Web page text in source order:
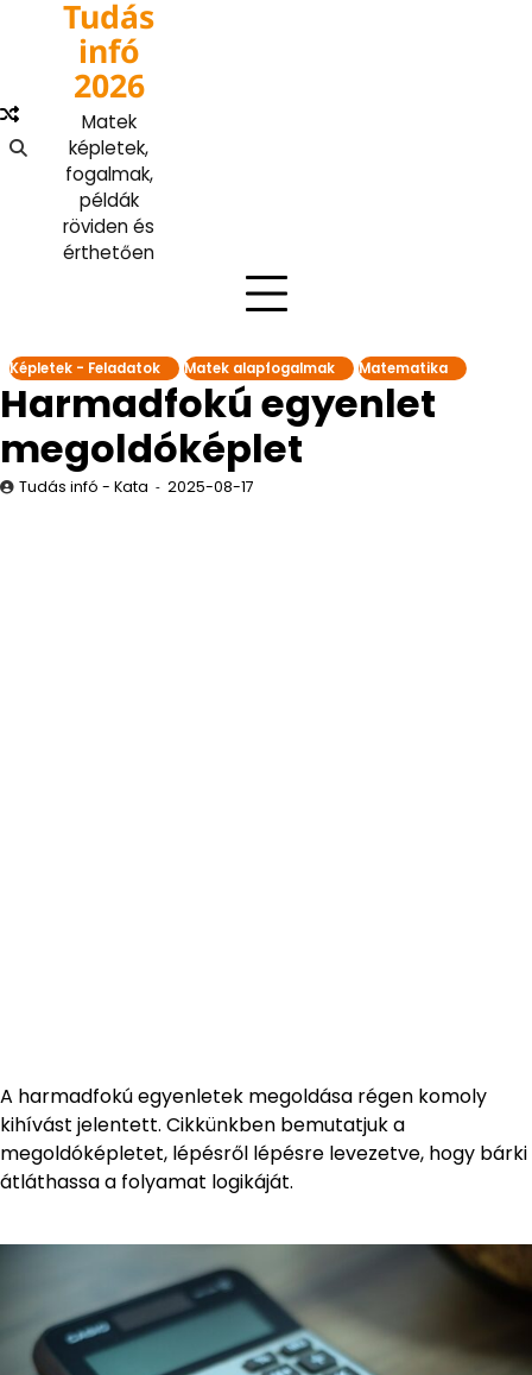
Tudás
infó
2026
Matek
képletek,
fogalmak,
példák
röviden és
érthetően
Képletek - Feladatok Matek alapfogalmak Matematika
Harmadfokú egyenlet
megoldóképlet
Tudás infó - Kata 2025-08-17
A harmadfokú egyenletek megoldása régen komoly
kihívást jelentett. Cikkünkben bemutatjuk a
megoldóképletet, lépésről lépésre levezetve, hogy bárki
átláthassa a folyamat logikáját.